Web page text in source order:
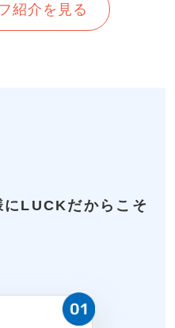
紹介を見る
LUCKだからこそ